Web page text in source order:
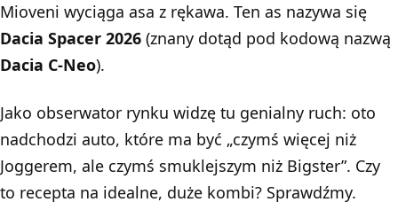
Mioveni wyciąga asa z rękawa. Ten as nazywa się
Dacia Spacer 2026 (znany dotąd pod kodową nazwą
Dacia C-Neo).
Jako obserwator rynku widzę tu genialny ruch: oto
nadchodzi auto, które ma być „czymś więcej niż
Joggerem, ale czymś smuklejszym niż Bigster”. Czy
to recepta na idealne, duże kombi? Sprawdźmy.